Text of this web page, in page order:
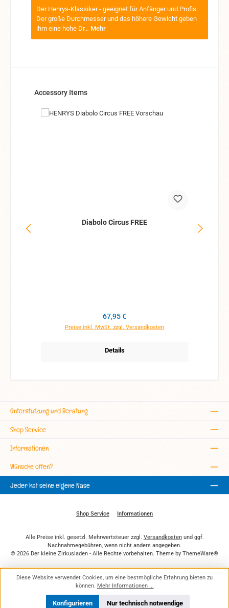
Der Henrys-Klassiker - geeignet für Anfänger und Profis.
Der große Durchmesser und das höhere Gewicht geben
ihm eine hohe Dr… Mehr
Produktgalerie überspringen
Accessory Items
Diabolo Circus FREE
Regulärer Preis:
67,95 €
Preise inkl. MwSt. zzgl. Versandkosten
Details
Unterstützung und Beratung
Shop Service
Informationen
Wünsche offen?
Jeder hat seine eigene Nase
Shop Service Informationen
Alle Preise inkl. gesetzl. Mehrwertsteuer zzgl. Versandkostenund ggf.
Nachnahmegebühren, wenn nicht anders angegeben.
© 2026 Der kleine Zirkusladen - Alle Rechte vorbehalten. Theme by ThemeWare®
Diese Website verwendet Cookies, um eine bestmögliche Erfahrung bieten zu
können. Mehr Informationen ...
Nur technisch notwendige
Konfigurieren